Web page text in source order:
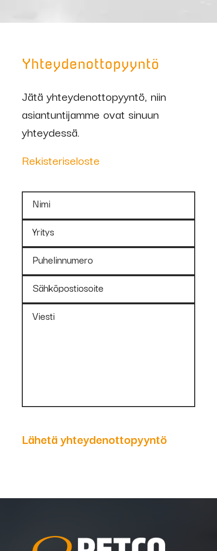
Yhteydenottopyyntö
Jätä yhteydenottopyyntö, niin
asiantuntijamme ovat sinuun
yhteydessä.
Rekisteriseloste
Nimi
Yritys
Puhelinnumero
Sähköpostiosoite
Viesti
Lähetä yhteydenottopyyntö